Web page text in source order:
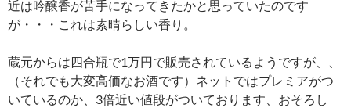
近は吟醸香が苦手になってきたかと思っていたのです
が・・・これは素晴らしい香り。
蔵元からは四合瓶で1万円で販売されているようですが、、
（それでも大変高価なお酒です）ネットではプレミアがつ
いているのか、3倍近い値段がついております、おそろし